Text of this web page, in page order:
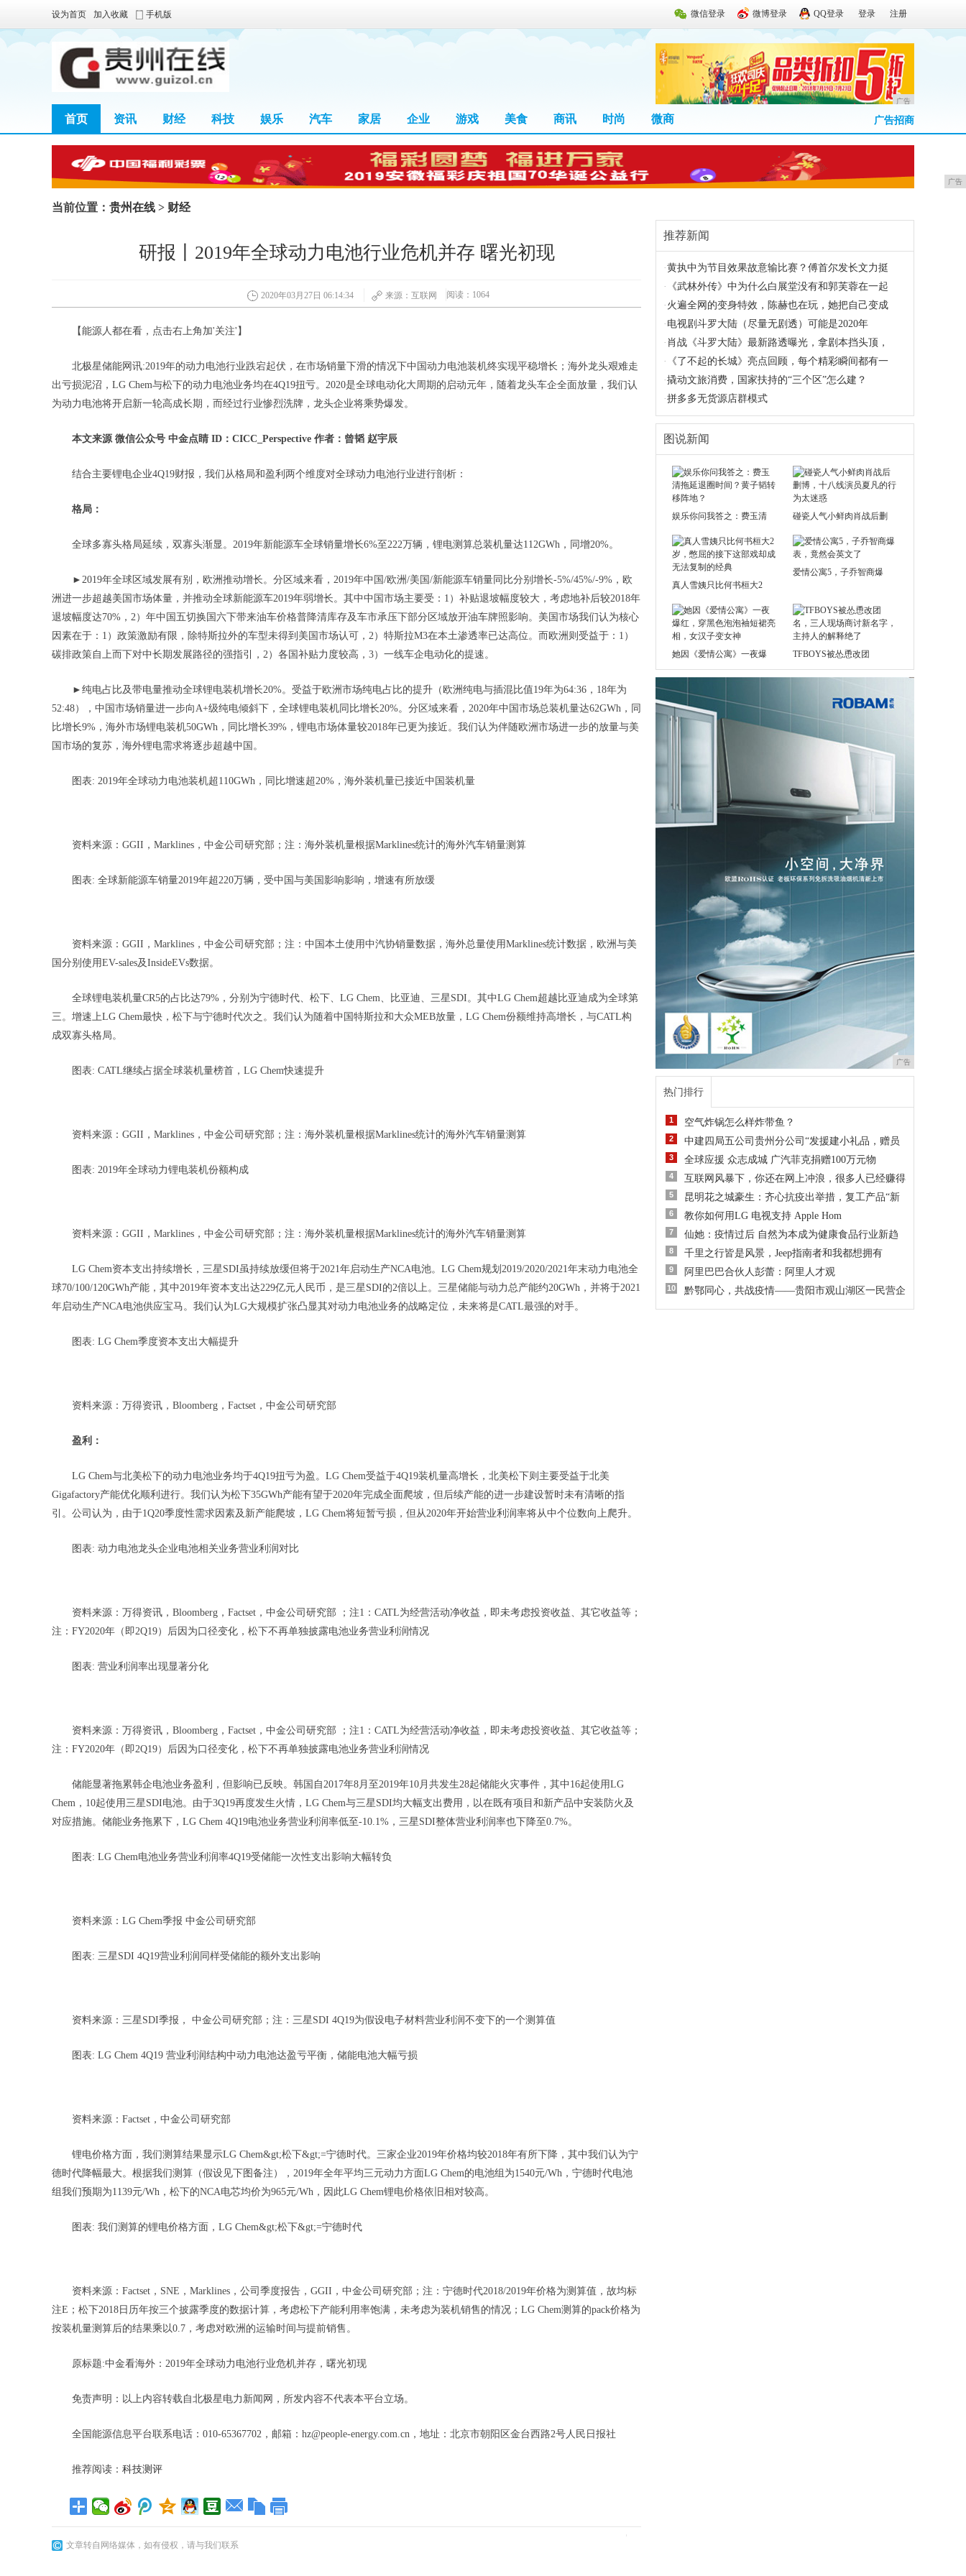
微信登录 微博登录 QQ登录 登录 注册
设为首页 加入收藏 手机版
广告
首页 资讯 财经 科技 娱乐 汽车 家居 企业 游戏 美食 商讯 时尚 微商 广告招商
广告
当前位置： 贵州在线 > 财经
研报丨2019年全球动力电池行业危机并存 曙光初现
2020年03月27日 06:14:34 来源：互联网 阅读：1064
【能源人都在看，点击右上角加'关注'】
北极星储能网讯:2019年的动力电池行业跌宕起伏，在市场销量下滑的情况下中国动力电池装机终实现平稳增长；海外龙头艰难走
出亏损泥沼，LG Chem与松下的动力电池业务均在4Q19扭亏。2020是全球电动化大周期的启动元年，随着龙头车企全面放量，我们认
为动力电池将开启新一轮高成长期，而经过行业惨烈洗牌，龙头企业将乘势爆发。
本文来源 微信公众号 中金点睛 ID：CICC_Perspective 作者：曾韬 赵宇辰
结合主要锂电企业4Q19财报，我们从格局和盈利两个维度对全球动力电池行业进行剖析：
格局：
全球多寡头格局延续，双寡头渐显。2019年新能源车全球销量增长6%至222万辆，锂电测算总装机量达112GWh，同增20%。
►2019年全球区域发展有别，欧洲推动增长。分区域来看，2019年中国/欧洲/美国/新能源车销量同比分别增长-5%/45%/-9%，欧
洲进一步超越美国市场体量，并推动全球新能源车2019年弱增长。其中中国市场主要受：1）补贴退坡幅度较大，考虑地补后较2018年
退坡幅度达70%，2）年中国五切换国六下带来油车价格普降清库存及车市承压下部分区域放开油车牌照影响。美国市场我们认为核心
因素在于：1）政策激励有限，除特斯拉外的车型未得到美国市场认可，2）特斯拉M3在本土渗透率已达高位。而欧洲则受益于：1）
碳排政策自上而下对中长期发展路径的强指引，2）各国补贴力度较高，3）一线车企电动化的提速。
►纯电占比及带电量推动全球锂电装机增长20%。受益于欧洲市场纯电占比的提升（欧洲纯电与插混比值19年为64:36，18年为
52:48），中国市场销量进一步向A+级纯电倾斜下，全球锂电装机同比增长20%。分区域来看，2020年中国市场总装机量达62GWh，同
比增长9%，海外市场锂电装机50GWh，同比增长39%，锂电市场体量较2018年已更为接近。我们认为伴随欧洲市场进一步的放量与美
国市场的复苏，海外锂电需求将逐步超越中国。
图表: 2019年全球动力电池装机超110GWh，同比增速超20%，海外装机量已接近中国装机量
资料来源：GGII，Marklines，中金公司研究部；注：海外装机量根据Marklines统计的海外汽车销量测算
图表: 全球新能源车销量2019年超220万辆，受中国与美国影响影响，增速有所放缓
资料来源：GGII，Marklines，中金公司研究部；注：中国本土使用中汽协销量数据，海外总量使用Marklines统计数据，欧洲与美
国分别使用EV-sales及InsideEVs数据。
全球锂电装机量CR5的占比达79%，分别为宁德时代、松下、LG Chem、比亚迪、三星SDI。其中LG Chem超越比亚迪成为全球第
三。增速上LG Chem最快，松下与宁德时代次之。我们认为随着中国特斯拉和大众MEB放量，LG Chem份额维持高增长，与CATL构
成双寡头格局。
图表: CATL继续占据全球装机量榜首，LG Chem快速提升
资料来源：GGII，Marklines，中金公司研究部；注：海外装机量根据Marklines统计的海外汽车销量测算
图表: 2019年全球动力锂电装机份额构成
资料来源：GGII，Marklines，中金公司研究部；注：海外装机量根据Marklines统计的海外汽车销量测算
LG Chem资本支出持续增长，三星SDI虽持续放缓但将于2021年启动生产NCA电池。LG Chem规划2019/2020/2021年末动力电池全
球70/100/120GWh产能，其中2019年资本支出达229亿元人民币，是三星SDI的2倍以上。三星储能与动力总产能约20GWh，并将于2021
年启动生产NCA电池供应宝马。我们认为LG大规模扩张凸显其对动力电池业务的战略定位，未来将是CATL最强的对手。
图表: LG Chem季度资本支出大幅提升
资料来源：万得资讯，Bloomberg，Factset，中金公司研究部
盈利：
LG Chem与北美松下的动力电池业务均于4Q19扭亏为盈。LG Chem受益于4Q19装机量高增长，北美松下则主要受益于北美
Gigafactory产能优化顺利进行。我们认为松下35GWh产能有望于2020年完成全面爬坡，但后续产能的进一步建设暂时未有清晰的指
引。公司认为，由于1Q20季度性需求因素及新产能爬坡，LG Chem将短暂亏损，但从2020年开始营业利润率将从中个位数向上爬升。
图表: 动力电池龙头企业电池相关业务营业利润对比
资料来源：万得资讯，Bloomberg，Factset，中金公司研究部 ；注1：CATL为经营活动净收益，即未考虑投资收益、其它收益等；
注：FY2020年（即2Q19）后因为口径变化，松下不再单独披露电池业务营业利润情况
图表: 营业利润率出现显著分化
资料来源：万得资讯，Bloomberg，Factset，中金公司研究部 ；注1：CATL为经营活动净收益，即未考虑投资收益、其它收益等；
注：FY2020年（即2Q19）后因为口径变化，松下不再单独披露电池业务营业利润情况
储能显著拖累韩企电池业务盈利，但影响已反映。韩国自2017年8月至2019年10月共发生28起储能火灾事件，其中16起使用LG
Chem，10起使用三星SDI电池。由于3Q19再度发生火情，LG Chem与三星SDI均大幅支出费用，以在既有项目和新产品中安装防火及
对应措施。储能业务拖累下，LG Chem 4Q19电池业务营业利润率低至-10.1%，三星SDI整体营业利润率也下降至0.7%。
图表: LG Chem电池业务营业利润率4Q19受储能一次性支出影响大幅转负
资料来源：LG Chem季报 中金公司研究部
图表: 三星SDI 4Q19营业利润同样受储能的额外支出影响
资料来源：三星SDI季报， 中金公司研究部；注：三星SDI 4Q19为假设电子材料营业利润不变下的一个测算值
图表: LG Chem 4Q19 营业利润结构中动力电池达盈亏平衡，储能电池大幅亏损
资料来源：Factset，中金公司研究部
锂电价格方面，我们测算结果显示LG Chem&gt;松下&gt;=宁德时代。三家企业2019年价格均较2018年有所下降，其中我们认为宁
德时代降幅最大。根据我们测算（假设见下图备注），2019年全年平均三元动力方面LG Chem的电池组为1540元/Wh，宁德时代电池
组我们预期为1139元/Wh，松下的NCA电芯均价为965元/Wh，因此LG Chem锂电价格依旧相对较高。
图表: 我们测算的锂电价格方面，LG Chem&gt;松下&gt;=宁德时代
资料来源：Factset，SNE，Marklines，公司季度报告，GGII，中金公司研究部；注：宁德时代2018/2019年价格为测算值，故均标
注E；松下2018日历年按三个披露季度的数据计算，考虑松下产能利用率饱满，未考虑为装机销售的情况；LG Chem测算的pack价格为
按装机量测算后的结果乘以0.7，考虑对欧洲的运输时间与提前销售。
原标题:中金看海外：2019年全球动力电池行业危机并存，曙光初现
免责声明：以上内容转载自北极星电力新闻网，所发内容不代表本平台立场。
全国能源信息平台联系电话：010-65367702，邮箱：hz@people-energy.com.cn，地址：北京市朝阳区金台西路2号人民日报社
推荐阅读： 科技测评
文章转自网络媒体，如有侵权，请与我们联系
推荐新闻
·黄执中为节目效果故意输比赛？傅首尔发长文力挺
·
《武林外传》中为什么白展堂没有和郭芙蓉在一起
· 火遍全网的变身特效，陈赫也在玩，她把自己变成
· 电视剧斗罗大陆（尽量无剧透）可能是2020年
· 肖战《斗罗大陆》最新路透曝光，拿剧本挡头顶，
·
《了不起的长城》亮点回顾，每个精彩瞬间都有一
·撬动文旅消费，国家扶持的“三个区”怎么建？
·拼多多无货源店群模式
图说新闻
娱乐你问我答之：费玉清 碰瓷人气小鲜肉肖战后删
真人雪姨只比何书桓大2
爱情公寓5，子乔智商爆
她因《爱情公寓》一夜爆 TFBOYS被怂恿改团
广告
热门排行
1 空气炸锅怎么样炸带鱼？
2 中建四局五公司贵州分公司“发援建小礼品，赠员
3 全球应援 众志成城 广汽菲克捐赠100万元物
4 互联网风暴下，你还在网上冲浪，很多人已经赚得
5 昆明花之城豪生：齐心抗疫出举措，复工产品“新
6 教你如何用LG 电视支持 Apple Hom
7 仙她：疫情过后 自然为本成为健康食品行业新趋
8 千里之行皆是风景，Jeep指南者和我都想拥有
9 阿里巴巴合伙人彭蕾：阿里人才观
10 黔鄂同心，共战疫情——贵阳市观山湖区一民营企